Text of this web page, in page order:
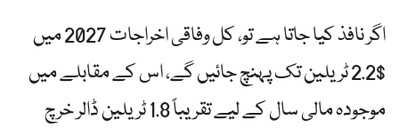
اگر نافذ کیا جاتا ہے تو، کل وفاقی اخراجات 2027 میں
$2.2 ٹریلین تک پہنچ جائیں گے، اس کے مقابلے میں
موجودہ مالی سال کے لیے تقریباً 1.8 ٹریلین ڈالر خرچ